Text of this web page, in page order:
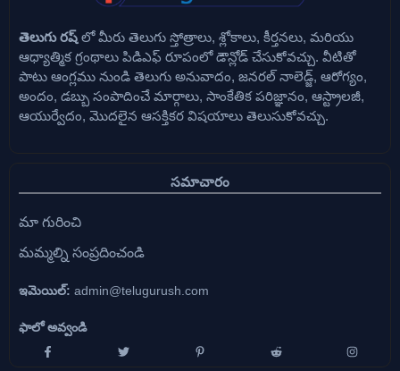
తెలుగు రష్ లో మీరు తెలుగు స్తోత్రాలు, శ్లోకాలు, కీర్తనలు, మరియు
ఆధ్యాత్మిక గ్రంథాలు పిడిఎఫ్ రూపంలో డౌన్లోడ్ చేసుకోవచ్చు. వీటితో
పాటు ఆంగ్లము నుండి తెలుగు అనువాదం, జనరల్ నాలెడ్జ్, ఆరోగ్యం,
అందం, డబ్బు సంపాదించే మార్గాలు, సాంకేతిక పరిజ్ఞానం, ఆస్ట్రాలజీ,
ఆయుర్వేదం, మొదలైన ఆసక్తికర విషయాలు తెలుసుకోవచ్చు.
సమాచారం
మా గురించి
మమ్మల్ని సంప్రదించండి
ఇమెయిల్: admin@telugurush.com
ఫాలో అవ్వండి